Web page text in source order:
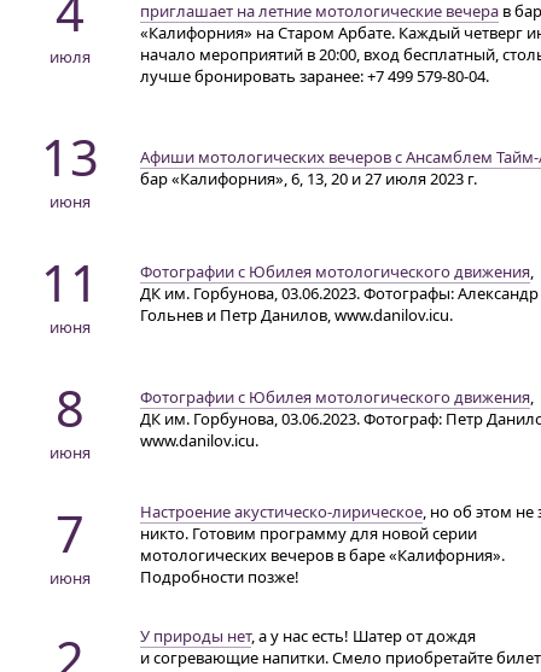
июля
приглашает на летние мотологические вечера в бар
«Калифорния» на Старом Арбате. Каждый четверг
начало мероприятий в 20:00, вход бесплатный,
лучше бронировать заранее:+7 499 579-80-04.
13
июня
Афиши мотологических вечеров с Ансамблем Тайм-
бар «Калифорния», 6, 13, 20 и 27 июля 2023 г.
11
июня
Фотографии с Юбилея мотологического движения,
ДК им. Горбунова, 03.06.2023. Фотографы: Александр
Гольнев и Петр Данилов, www.danilov.icu.
8
июня
Фотографии с Юбилея мотологического движения,
ДК им. Горбунова, 03.06.2023. Фотограф: Петр
www.danilov.icu.
7
июня
Настроениеакустическо-лирическое, но об этом не
никто. Готовим программу для новой серии
мотологических вечеров в баре «Калифорния».
Подробности позже!
У природы нет,а у насесть! Шатер от дождя
и согревающие напитки. Смело приобретайте